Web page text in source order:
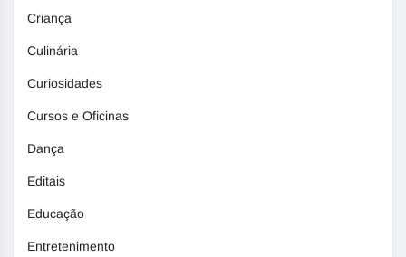
Criança
Culinária
Curiosidades
Cursos e Oficinas
Dança
Editais
Educação
Entretenimento